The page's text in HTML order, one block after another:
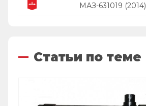
МАЗ-631019 (2014)
Статьи по теме